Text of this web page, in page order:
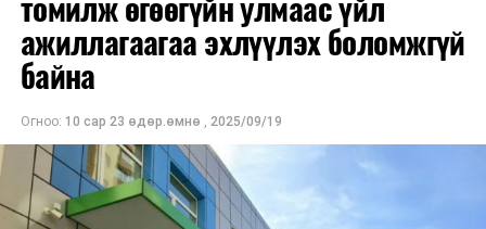
томилж өгөөгүйн улмаас үйл
ажиллагаагаа эхлүүлэх боломжгүй
байна
Огноо: 10 сар 23 өдөр.өмнө , 2025/09/19